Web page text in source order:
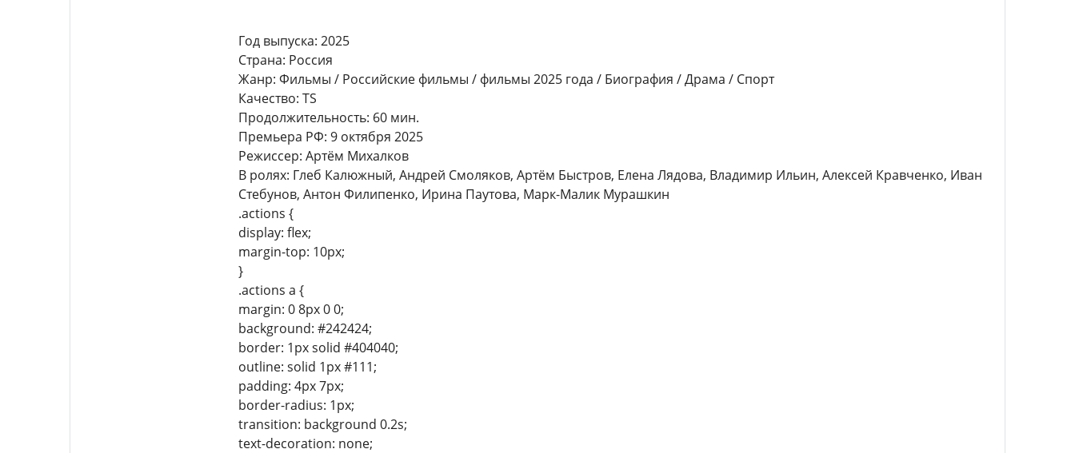
Год выпуска: 2025
Страна: Россия
Жанр: Фильмы / Российские фильмы / фильмы 2025 года / Биография / Драма / Спорт
Качество: TS
Продолжительность: 60 мин.
Премьера РФ: 9 октября 2025
Режиссер: Артём Михалков
В ролях: Глеб Калюжный, Андрей Смоляков, Артём Быстров, Елена Лядова, Владимир Ильин, Алексей Кравченко, Иван
Стебунов, Антон Филипенко, Ирина Паутова, Марк-Малик Мурашкин
.actions {
display: flex;
margin-top: 10px;
}
.actions a {
margin: 0 8px 0 0;
background: #242424;
border: 1px solid #404040;
outline: solid 1px #111;
padding: 4px 7px;
border-radius: 1px;
transition: background 0.2s;
text-decoration: none;